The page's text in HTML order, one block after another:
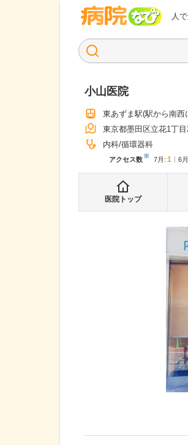
人
病院
小山医院
東あずま駅(駅から南西
東京都墨田区立花1丁
内科 循環器科
アクセス数※ 7月 : 1 6月
医院トップ